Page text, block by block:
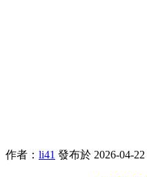
作者： li41 發布於 2026-04-22